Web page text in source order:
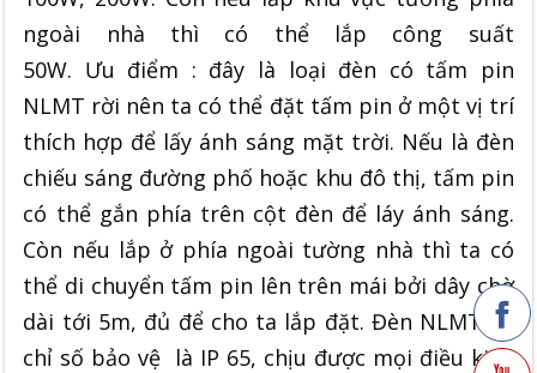
ngoài nhà thì có thể lắp công suất
50W. Ưu điểm : đây là loại đèn có tấm pin
NLMT rời nên ta có thể đặt tấm pin ở một vị trí
thích hợp để lấy ánh sáng mặt trời. Nếu là đèn
chiếu sáng đường phố hoặc khu đô thị, tấm pin
có thể gắn phía trên cột đèn để láy ánh sáng.
Còn nếu lắp ở phía ngoài tường nhà thì ta có
thể di chuyển tấm pin lên trên mái bởi dây chờ
dài tới 5m, đủ để cho ta lắp đặt. Đèn NLMT có
chỉ số bảo vệ là IP 65, chịu được mọi điều kiện